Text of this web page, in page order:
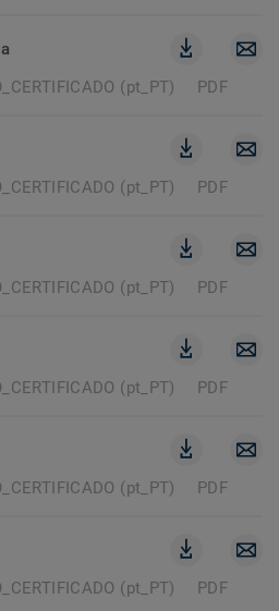
(pt_PT)
PDF
(pt_PT)
PDF
(pt_PT)
PDF
(pt_PT)
PDF
(pt_PT)
PDF
(pt_PT)
PDF